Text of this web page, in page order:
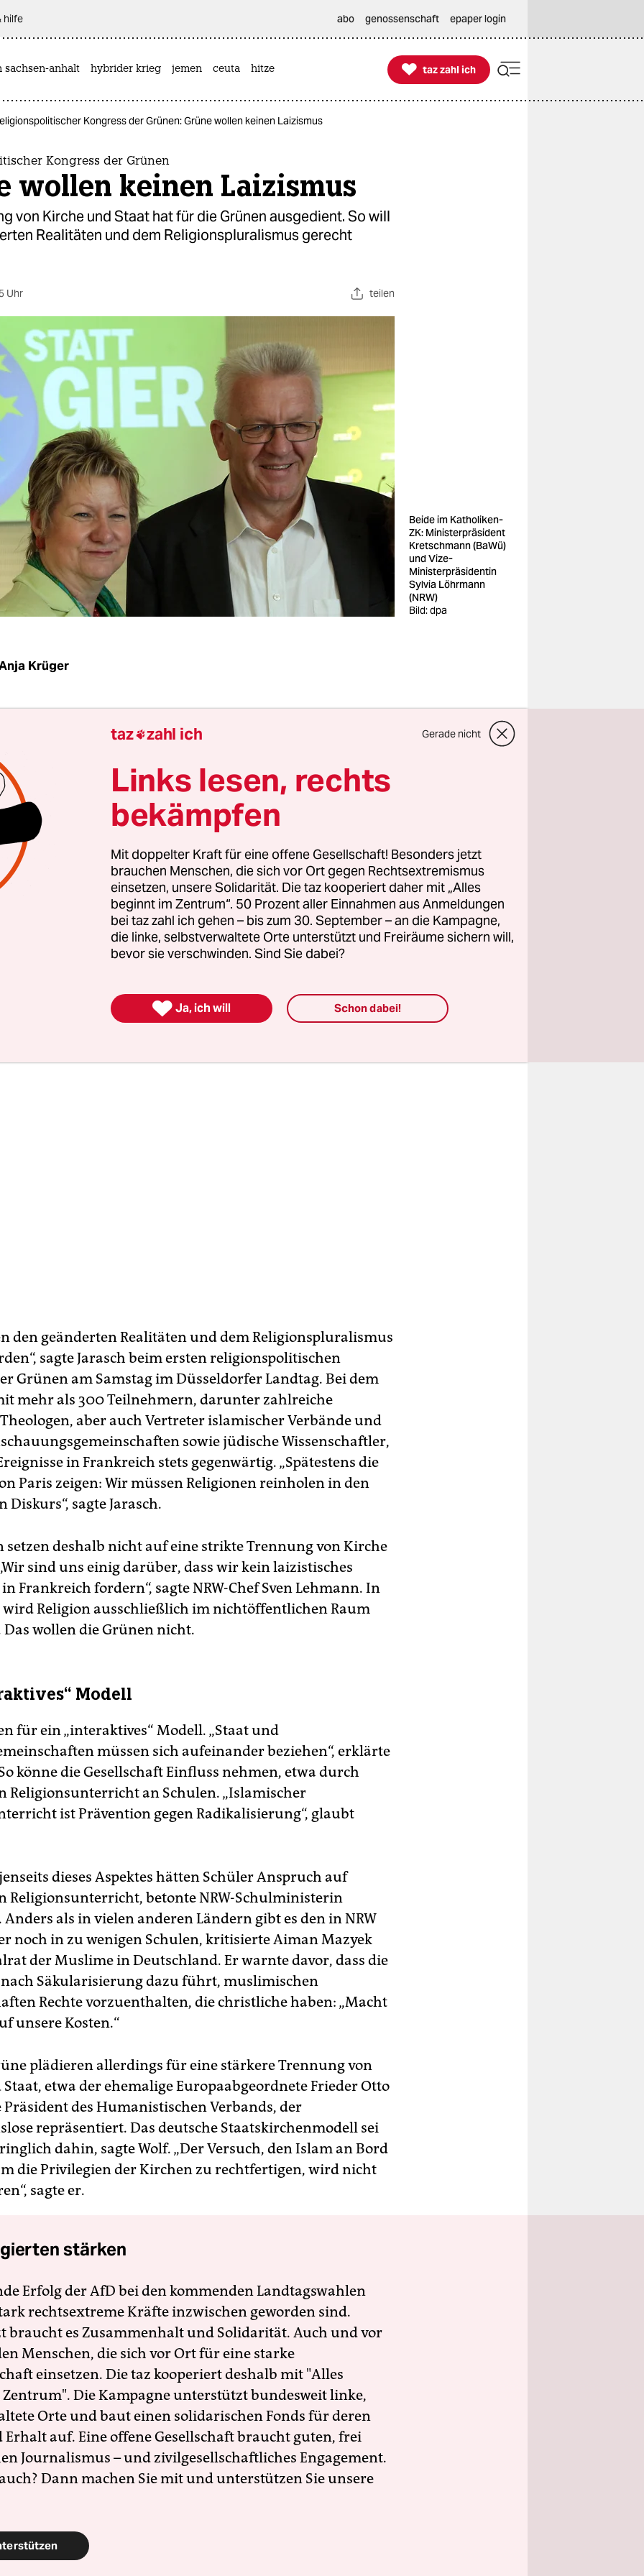
hilfe abo genossenschaft epaper login
sachsen-anhalt hybrider krieg jemen ceuta hitze 
taz zahl ich
taz zahl ich
Kongress der Grünen: Grüne wollen keinen Laizismus
Kongress der Grünen
wollen keinen Laizismus
von Kirche und Staat hat für die Grünen ausgedient. So will
Realitäten und dem Religionspluralismus gerecht
Uhr teilen
Beide im Katholiken-
ZK: Ministerpräsident
Kretschmann (BaWü)
und Vize-
Ministerpräsidentin
Sylvia Löhrmann
(NRW)
Bild: dpa
Krüger
Fast 30 Jahre ist es her, dass der Kölner Erzbischof
Höffner erklärte, die Grünen seien für Katholiken
Heute ist ungewiss, ob die Ökopartei die Kirche oder die
hat. Die beiden wichtigsten
der Grünen, der baden-württembergische
Winfried Kretschmann und Nordrhein-Westfalens
Ministerpräsidentin Sylvia Löhrmann, sitzen im
der deutschen Katholiken (ZdK).
sind Grüne ebenfalls an vorderster Front dabei,
der Ex-EKD-Präses Katrin Göring-Eckardt zeigt. Auch
Landesvorsitzende Bettina Jarasch ist Mitglied im ZdK. Die
für die Neujustierung des Verhältnisses von
sowie Weltanschauungsgemeinschaften
den geänderten Realitäten und dem Religionspluralismus
sagte Jarasch beim ersten religionspolitischen
Grünen am Samstag im Düsseldorfer Landtag. Bei dem
mehr als 300 Teilnehmern, darunter zahlreiche
aber auch Vertreter islamischer Verbände und
sowie jüdische Wissenschaftler,
in Frankreich stets gegenwärtig. „Spätestens die
Paris zeigen: Wir müssen Religionen reinholen in den
sagte Jarasch.
setzen deshalb nicht auf eine strikte Trennung von Kirche
sind uns einig darüber, dass wir kein laizistisches
Frankreich fordern“, sagte NRW-Chef Sven Lehmann. In
Religion ausschließlich im nichtöffentlichen Raum
wollen die Grünen nicht.
Modell
für ein „interaktives“ Modell. „Staat und
müssen sich aufeinander beziehen“, erklärte
könne die Gesellschaft Einfluss nehmen, etwa durch
Religionsunterricht an Schulen. „Islamischer
ist Prävention gegen Radikalisierung“, glaubt
dieses Aspektes hätten Schüler Anspruch auf
Religionsunterricht, betonte NRW-Schulministerin
als in vielen anderen Ländern gibt es den in NRW
noch in zu wenigen Schulen, kritisierte Aiman Mazyek
der Muslime in Deutschland. Er warnte davor, dass die
Säkularisierung dazu führt, muslimischen
Rechte vorzuenthalten, die christliche haben: „Macht
unsere Kosten.“
plädieren allerdings für eine stärkere Trennung von
etwa der ehemalige Europaabgeordnete Frieder Otto
Präsident des Humanistischen Verbands, der
repräsentiert. Das deutsche Staatskirchenmodell sei
dahin, sagte Wolf. „Der Versuch, den Islam an Bord
die Privilegien der Kirchen zu rechtfertigen, wird nicht
sagte er.
stärken
Erfolg der AfD bei den kommenden Landtagswahlen
rechtsextreme Kräfte inzwischen geworden sind.
braucht es Zusammenhalt und Solidarität. Auch und vor
Menschen, die sich vor Ort für eine starke
einsetzen. Die taz kooperiert deshalb mit "Alles
Die Kampagne unterstützt bundesweit linke,
Orte und baut einen solidarischen Fonds für deren
Erhalt auf. Eine offene Gesellschaft braucht guten, frei
Journalismus – und zivilgesellschaftliches Engagement.
Dann machen Sie mit und unterstützen Sie unsere
taz zahl ich Gerade nicht
Links lesen, rechts
bekämpfen
Mit doppelter Kraft für eine offene Gesellschaft! Besonders jetzt
brauchen Menschen, die sich vor Ort gegen Rechtsextremismus
einsetzen, unsere Solidarität. Die taz kooperiert daher mit „Alles
beginnt im Zentrum“. 50 Prozent aller Einnahmen aus Anmeldungen
bei taz zahl ich gehen – bis zum 30. September – an die Kampagne,
die linke, selbstverwaltete Orte unterstützt und Freiräume sichern will,
bevor sie verschwinden. Sind Sie dabei?
 Ja, ich will Schon dabei!